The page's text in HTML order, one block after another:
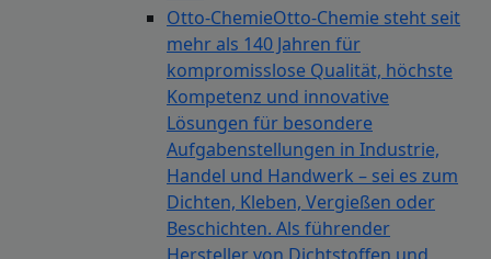
Otto-ChemieOtto-Chemie steht seit
mehr als 140 Jahren für
kompromisslose Qualität, höchste
Kompetenz und innovative
Lösungen für besondere
Aufgabenstellungen in Industrie,
Handel und Handwerk – sei es zum
Dichten, Kleben, Vergießen oder
Beschichten. Als führender